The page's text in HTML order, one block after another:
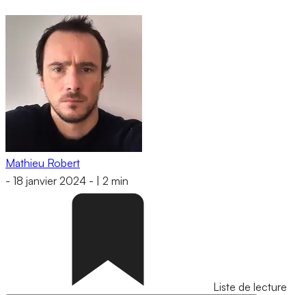
Mathieu Robert
- 18 janvier 2024 - 2 min
Liste de lecture